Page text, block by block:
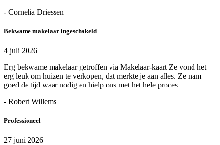
- Cornelia Driessen
Bekwame makelaar ingeschakeld
4 juli 2026
Erg bekwame makelaar getroffen via Makelaar-kaart Ze vond het
erg leuk om huizen te verkopen, dat merkte je aan alles. Ze nam
goed de tijd waar nodig en hielp ons met het hele proces.
- Robert Willems
Professioneel
27 juni 2026